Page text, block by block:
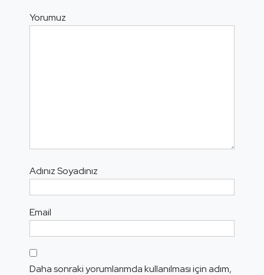
Yorumuz
Adınız Soyadınız
Email
Daha sonraki yorumlarımda kullanılması için adım,